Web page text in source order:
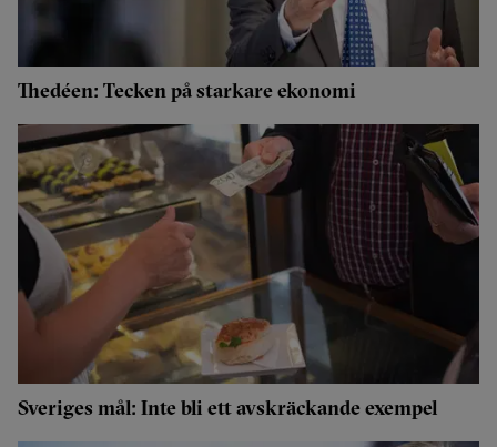
Thedéen: Tecken på starkare ekonomi
Sveriges mål: Inte bli ett avskräckande exempel